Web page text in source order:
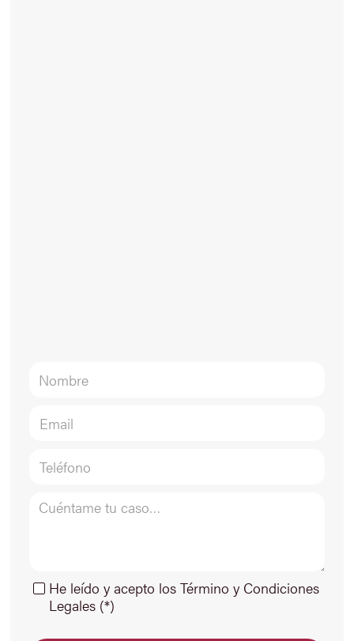
He leído y acepto los Término y Condiciones
Legales (*)